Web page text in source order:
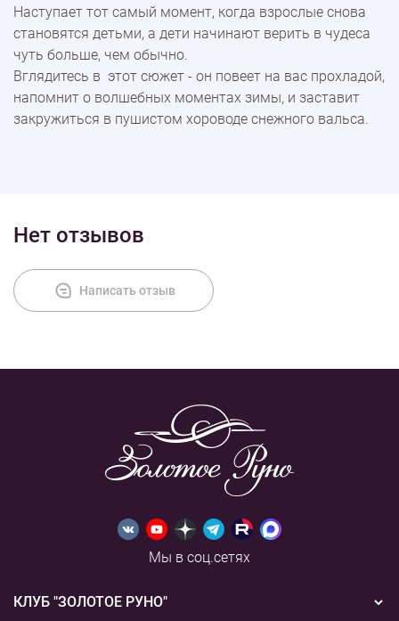
Доставка
Оплата
Наступает тот самый момент, когда взрослые снова
становятся детьми, а дети начинают верить в чудеса
чуть больше, чем обычно.
Вглядитесь в этот сюжет - он повеет на вас прохладой,
напомнит о волшебных моментах зимы, и заставит
закружиться в пушистом хороводе снежного вальса.
Нет отзывов
Написать отзыв
Мы в соц.сетях
КЛУБ "ЗОЛОТОЕ РУНО"